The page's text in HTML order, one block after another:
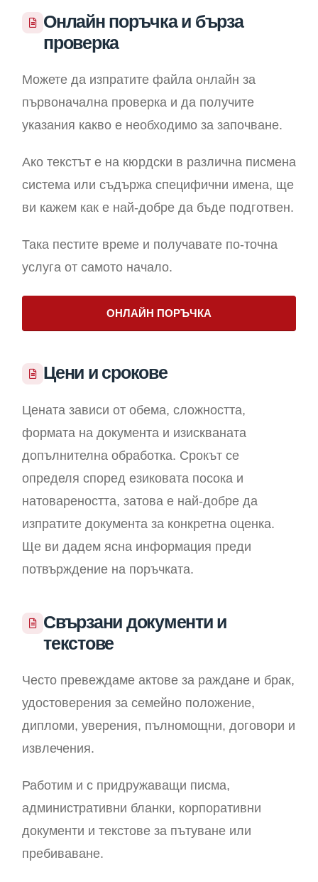
Онлайн поръчка и бърза
проверка
Можете да изпратите файла онлайн за
първоначална проверка и да получите
указания какво е необходимо за започване.
Ако текстът е на кюрдски в различна писмена
система или съдържа специфични имена, ще
ви кажем как е най-добре да бъде подготвен.
Така пестите време и получавате по-точна
услуга от самото начало.
ОНЛАЙН ПОРЪЧКА
Цени и срокове
Цената зависи от обема, сложността,
формата на документа и изискваната
допълнителна обработка. Срокът се
определя според езиковата посока и
натовареността, затова е най-добре да
изпратите документа за конкретна оценка.
Ще ви дадем ясна информация преди
потвърждение на поръчката.
Свързани документи и
текстове
Често превеждаме актове за раждане и брак,
удостоверения за семейно положение,
дипломи, уверения, пълномощни, договори и
извлечения.
Работим и с придружаващи писма,
административни бланки, корпоративни
документи и текстове за пътуване или
пребиваване.